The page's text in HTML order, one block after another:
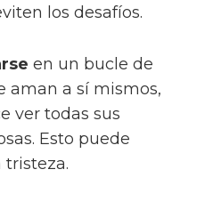
los desafíos.
en un bucle de
aman a sí mismos,
ver todas sus
Esto puede
tristeza.